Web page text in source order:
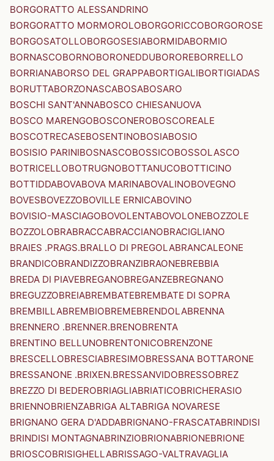
BORGORATTO ALESSANDRINO
BORGORATTO MORMOROLOBORGORICCOBORGOROSE
BORGOSATOLLOBORGOSESIABORMIDABORMIO
BORNASCOBORNOBORONEDDUBOROREBORRELLO
BORRIANABORSO DEL GRAPPABORTIGALIBORTIGIADAS
BORUTTABORZONASCABOSABOSARO
BOSCHI SANT'ANNABOSCO CHIESANUOVA
BOSCO MARENGOBOSCONEROBOSCOREALE
BOSCOTRECASEBOSENTINOBOSIABOSIO
BOSISIO PARINIBOSNASCOBOSSICOBOSSOLASCO
BOTRICELLOBOTRUGNOBOTTANUCOBOTTICINO
BOTTIDDABOVABOVA MARINABOVALINOBOVEGNO
BOVESBOVEZZOBOVILLE ERNICABOVINO
BOVISIO-MASCIAGOBOVOLENTABOVOLONEBOZZOLE
BOZZOLOBRABRACCABRACCIANOBRACIGLIANO
BRAIES .PRAGS.BRALLO DI PREGOLABRANCALEONE
BRANDICOBRANDIZZOBRANZIBRAONEBREBBIA
BREDA DI PIAVEBREGANOBREGANZEBREGNANO
BREGUZZOBREIABREMBATEBREMBATE DI SOPRA
BREMBILLABREMBIOBREMEBRENDOLABRENNA
BRENNERO .BRENNER.BRENOBRENTA
BRENTINO BELLUNOBRENTONICOBRENZONE
BRESCELLOBRESCIABRESIMOBRESSANA BOTTARONE
BRESSANONE .BRIXEN.BRESSANVIDOBRESSOBREZ
BREZZO DI BEDEROBRIAGLIABRIATICOBRICHERASIO
BRIENNOBRIENZABRIGA ALTABRIGA NOVARESE
BRIGNANO GERA D'ADDABRIGNANO-FRASCATABRINDISI
BRINDISI MONTAGNABRINZIOBRIONABRIONEBRIONE
BRIOSCOBRISIGHELLABRISSAGO-VALTRAVAGLIA